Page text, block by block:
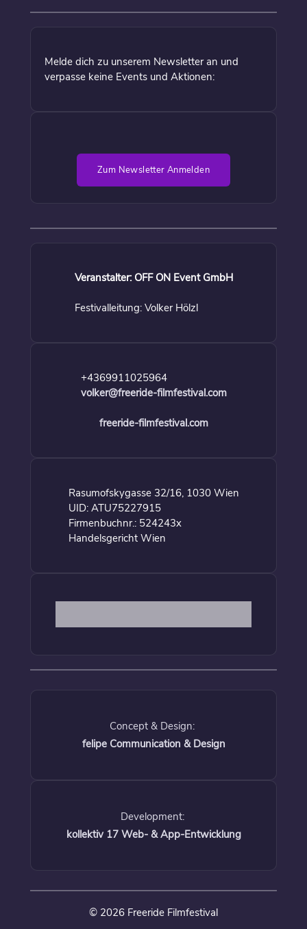
Melde dich zu unserem Newsletter an und
verpasse keine Events und Aktionen:
Zum Newsletter Anmelden
Veranstalter: OFF ON Event GmbH
Festivalleitung: Volker Hölzl
+4369911025964
volker@freeride-filmfestival.com
freeride-filmfestival.com
Rasumofskygasse 32/16, 1030 Wien
UID: ATU75227915
Firmenbuchnr.: 524243x
Handelsgericht Wien
Concept & Design:
felipe Communication & Design
Development:
kollektiv 17 Web- & App-Entwicklung
© 2026 Freeride Filmfestival